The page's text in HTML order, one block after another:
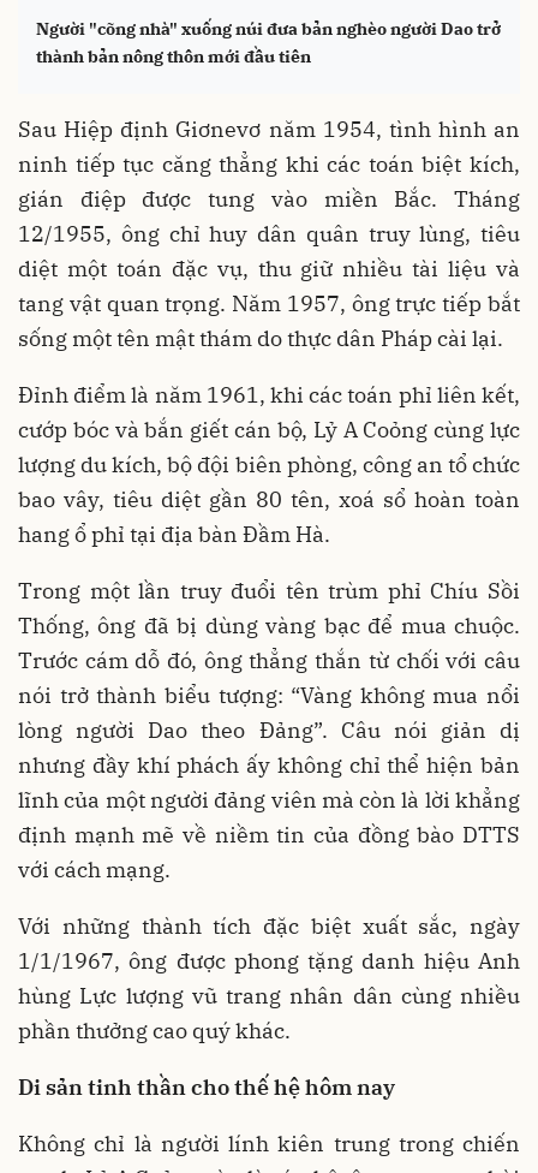
Người "cõng nhà" xuống núi đưa bản nghèo người Dao trở
thành bản nông thôn mới đầu tiên
Sau Hiệp định Giơnevơ năm 1954, tình hình an
ninh tiếp tục căng thẳng khi các toán biệt kích,
gián điệp được tung vào miền Bắc. Tháng
12/1955, ông chỉ huy dân quân truy lùng, tiêu
diệt một toán đặc vụ, thu giữ nhiều tài liệu và
tang vật quan trọng. Năm 1957, ông trực tiếp bắt
sống một tên mật thám do thực dân Pháp cài lại.
Đỉnh điểm là năm 1961, khi các toán phỉ liên kết,
cướp bóc và bắn giết cán bộ, Lỷ A Coỏng cùng lực
lượng du kích, bộ đội biên phòng, công an tổ chức
bao vây, tiêu diệt gần 80 tên, xoá sổ hoàn toàn
hang ổ phỉ tại địa bàn Đầm Hà.
Trong một lần truy đuổi tên trùm phỉ Chíu Sồi
Thống, ông đã bị dùng vàng bạc để mua chuộc.
Trước cám dỗ đó, ông thẳng thắn từ chối với câu
nói trở thành biểu tượng: “Vàng không mua nổi
lòng người Dao theo Đảng”. Câu nói giản dị
nhưng đầy khí phách ấy không chỉ thể hiện bản
lĩnh của một người đảng viên mà còn là lời khẳng
định mạnh mẽ về niềm tin của đồng bào DTTS
với cách mạng.
Với những thành tích đặc biệt xuất sắc, ngày
1/1/1967, ông được phong tặng danh hiệu Anh
hùng Lực lượng vũ trang nhân dân cùng nhiều
phần thưởng cao quý khác.
Di sản tinh thần cho thế hệ hôm nay
Không chỉ là người lính kiên trung trong chiến